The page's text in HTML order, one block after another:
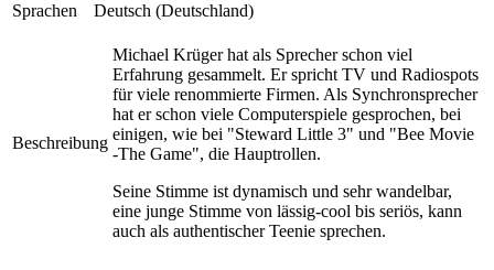
Sprachen
Deutsch (Deutschland)
Beschreibung
Michael Krüger hat als Sprecher schon viel
Erfahrung gesammelt. Er spricht TV und Radiospots
für viele renommierte Firmen. Als Synchronsprecher
hat er schon viele Computerspiele gesprochen, bei
einigen, wie bei "Steward Little 3" und "Bee Movie
-The Game", die Hauptrollen.
Seine Stimme ist dynamisch und sehr wandelbar,
eine junge Stimme von lässig-cool bis seriös, kann
auch als authentischer Teenie sprechen.